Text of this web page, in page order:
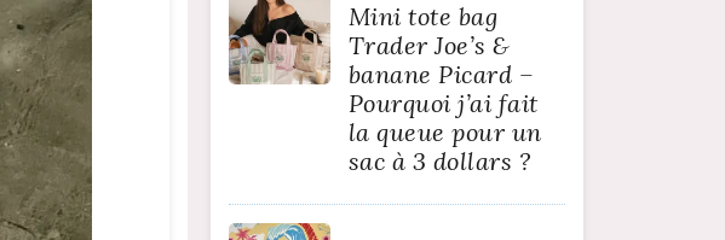
Mini tote bag
Trader Joe’s &
banane Picard –
Pourquoi j’ai fait
la queue pour un
sac à 3 dollars ?